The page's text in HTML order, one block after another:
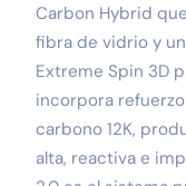
Carbon Hybrid
fibra de vidrio y
Extreme Spin 3D
incorpora
carbono 12K,
alta, reactiva e